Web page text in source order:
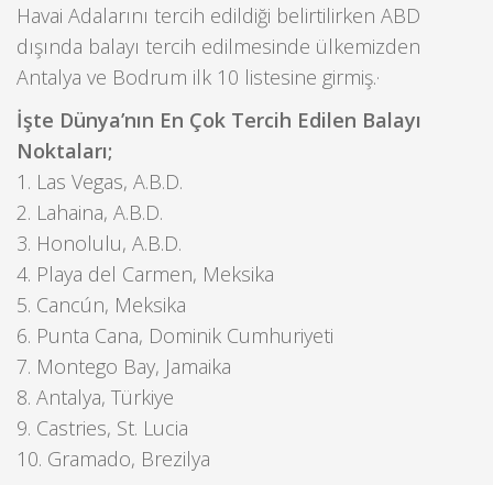
Havai Adalarını tercih edildiği belirtilirken ABD
dışında balayı tercih edilmesinde ülkemizden
Antalya ve Bodrum ilk 10 listesine girmiş.·
İşte Dünya’nın En Çok Tercih Edilen Balayı
Noktaları;
1. Las Vegas, A.B.D.
2. Lahaina, A.B.D.
3. Honolulu, A.B.D.
4. Playa del Carmen, Meksika
5. Cancún, Meksika
6. Punta Cana, Dominik Cumhuriyeti
7. Montego Bay, Jamaika
8. Antalya, Türkiye
9. Castries, St. Lucia
10. Gramado, Brezilya